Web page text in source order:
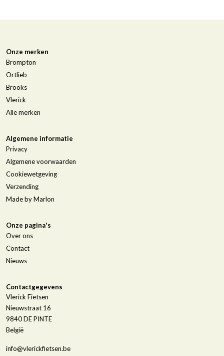
Onze merken
Brompton
Ortlieb
Brooks
Vlerick
Alle merken
Algemene informatie
Privacy
Algemene voorwaarden
Cookiewetgeving
Verzending
Made by Marlon
Onze pagina's
Over ons
Contact
Nieuws
Contactgegevens
Vlerick Fietsen
Nieuwstraat 16
9840DE PINTE
België
info@vlerickfietsen.be